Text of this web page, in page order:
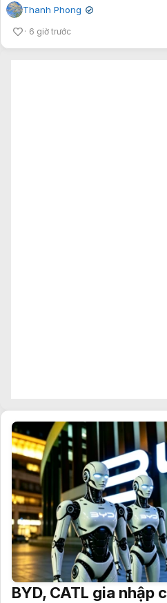
Thanh Phong ✔
6 giờ trước
BYD, CATL gia nhập